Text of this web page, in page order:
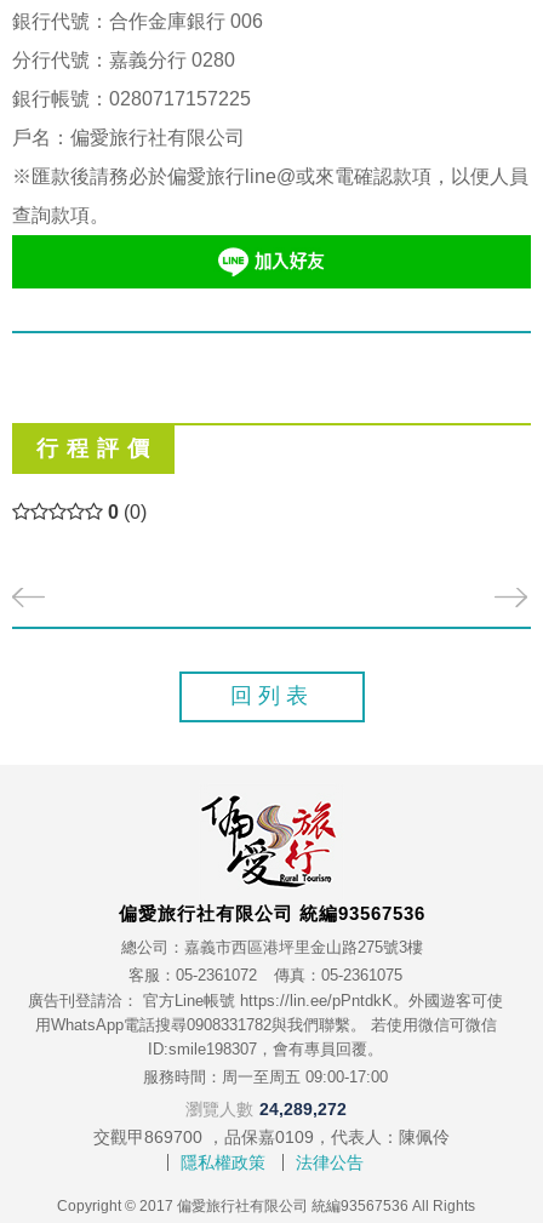
銀行代號：合作金庫銀行 006
分行代號：嘉義分行 0280
銀行帳號： 0280717157225
戶名：偏愛旅行社有限公司
※匯款後請務必於偏愛旅行line@或來電確認款項，以便人員
查詢款項。
行 程 評 價
0 (0)
回列表
偏愛旅行社有限公司 統編93567536
總公司：嘉義市西區港坪里金山路275號3樓
客服：05-2361072
傳真：05-2361075
廣告刊登請洽： 官方Line帳號 https://lin.ee/pPntdkK。外國遊客可使
用WhatsApp電話搜尋0908331782與我們聯繫。 若使用微信可微信
ID:smile198307，會有專員回覆。
服務時間：周一至周五 09:00-17:00
瀏覽人數 24,289,272
交觀甲869700 ，品保嘉0109，代表人：陳佩伶
隱私權政策
法律公告
Copyright © 2017 偏愛旅行社有限公司 統編93567536 All Rights